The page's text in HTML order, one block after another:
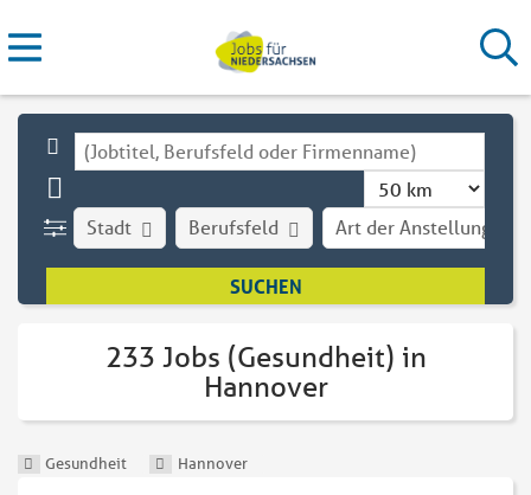
Stadt Art der Anstellung
Berufsfeld
233 Jobs (Gesundheit) in
Hannover
Gesundheit Hannover